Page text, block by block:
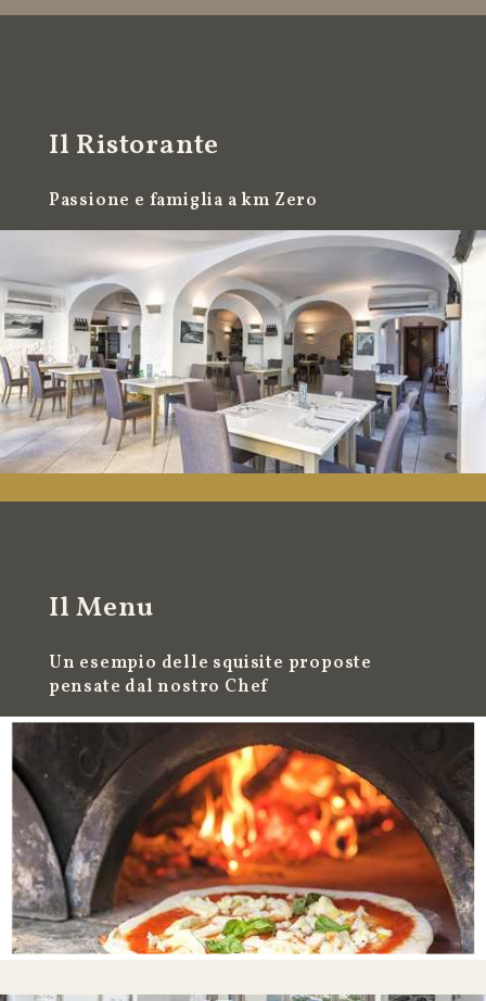
Il Ristorante
Passione e famiglia a km Zero
Il Menu
Un esempio delle squisite proposte
pensate dal nostro Chef